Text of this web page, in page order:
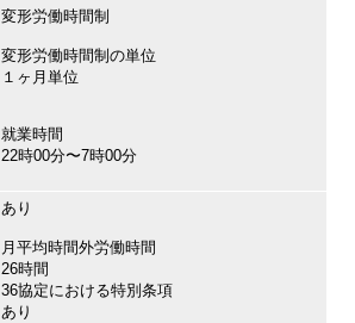
変形労働時間制
変形労働時間制の単位
１ヶ月単位
就業時間
22時00分〜7時00分
あり
月平均時間外労働時間
26時間
36協定における特別条項
あり